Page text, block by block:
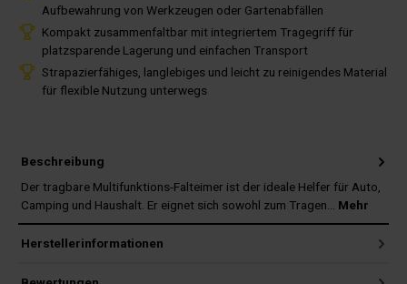
Aufbewahrung von Werkzeugen oder Gartenabfällen
Kompakt zusammenfaltbar mit integriertem Tragegriff für
platzsparende Lagerung und einfachen Transport
Strapazierfähiges, langlebiges und leicht zu reinigendes Material
für flexible Nutzung unterwegs
Beschreibung
Der tragbare Multifunktions-Falteimer ist der ideale Helfer für Auto,
Camping und Haushalt. Er eignet sich sowohl zum Tragen… Mehr
Herstellerinformationen